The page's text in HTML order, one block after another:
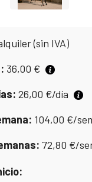
(sin IVA)
36,00 €
26,00 €/día
104,00 €/
72,80 €/